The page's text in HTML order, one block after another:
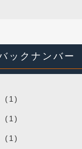
ックナンバー
(1)
(1)
(1)